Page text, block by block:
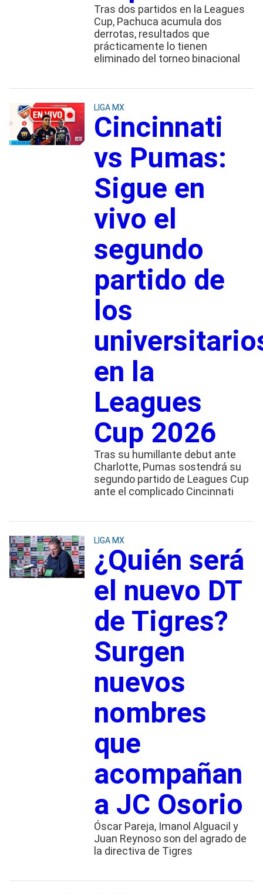
Tras dos partidos en la Leagues
Cup, Pachuca acumula dos
derrotas, resultados que
prácticamente lo tienen
eliminado del torneo binacional
LIGA MX
Cincinnati
vs Pumas:
Sigue en
vivo el
segundo
partido de
los
en la
Leagues
Cup 2026
Tras su humillante debut ante
Charlotte, Pumas sostendrá su
segundo partido de Leagues Cup
ante el complicado Cincinnati
LIGA MX
¿Quién será
el nuevo DT
de Tigres?
Surgen
nuevos
nombres
que
acompañan
a JC Osorio
Óscar Pareja, Imanol Alguacil y
Juan Reynoso son del agrado de
la directiva de Tigres